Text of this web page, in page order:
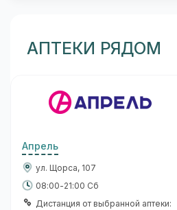
АПТЕКИ РЯДОМ
Апрель
ул. Щорса, 107
08:00-21:00 Сб
Дистанция от выбранной аптеки: